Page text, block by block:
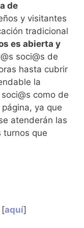
de
y visitantes
tradicional
es abierta y
soci@s de
hasta cubrir
la
como de
ya que
atenderán las
turnos que
[aquí]